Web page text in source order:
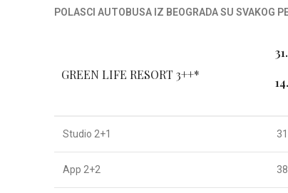
POLASCI AUTOBUSA IZ BEOGRADA SU SVAKOG
GREEN LIFE RESORT 3++*
Studio 2+1
App 2+2